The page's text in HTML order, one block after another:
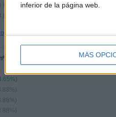
inferior de la página web.
MÁS
de partidos Local